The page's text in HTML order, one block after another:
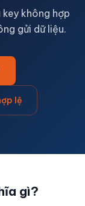
không hợp
gửi dữ liệu.
lệ
gì?